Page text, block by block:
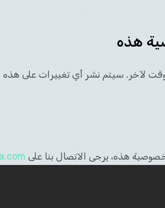
هذه
سيتم نشر أي تغييرات على هذه
هذه، يرجى الاتصال بنا على